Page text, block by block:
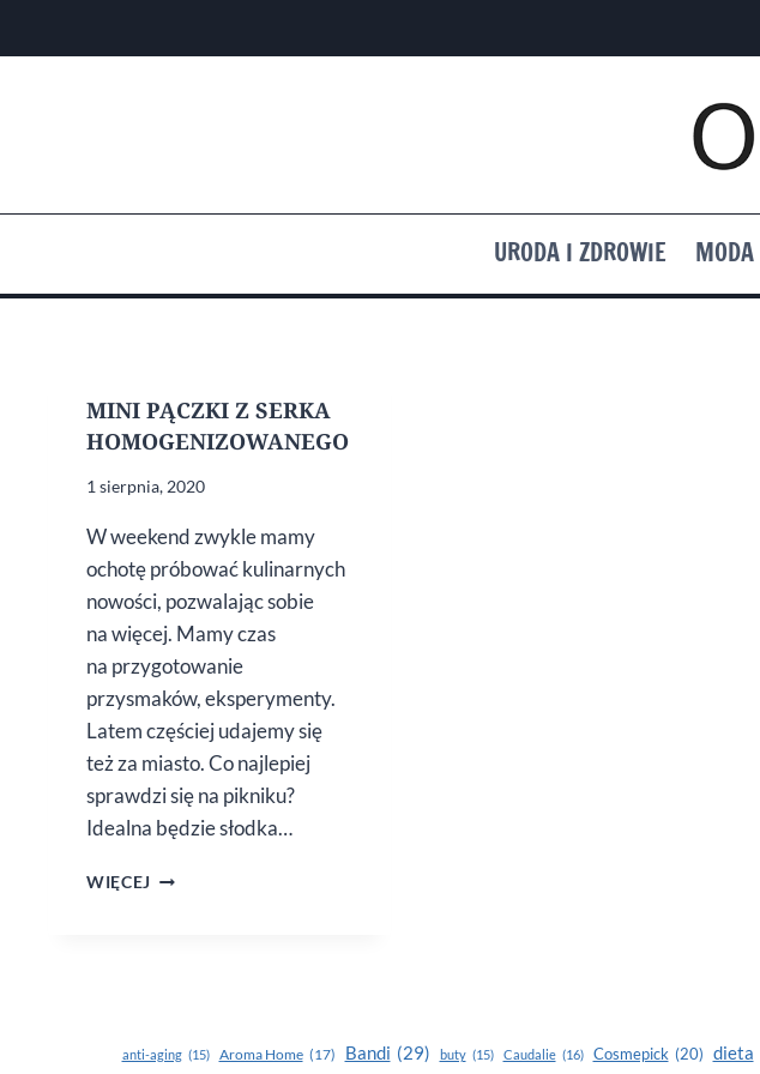
URODA I ZDROWIE MODA
MINI PĄCZKI Z SERKA
HOMOGENIZOWANEGO
1 sierpnia, 2020
W weekend zwykle mamy
ochotę próbować kulinarnych
nowości, pozwalając sobie
na więcej. Mamy czas
na przygotowanie
przysmaków, eksperymenty.
Latem częściej udajemy się
też za miasto. Co najlepiej
sprawdzi się na pikniku?
Idealna będzie słodka…
WIĘCEJ MINI
anti-aging (15) Aroma Home (17) Bandi (29) buty (15) Caudalie (16) Cosmepick (20) dieta